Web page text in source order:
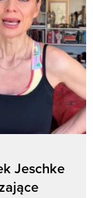
Jeschke